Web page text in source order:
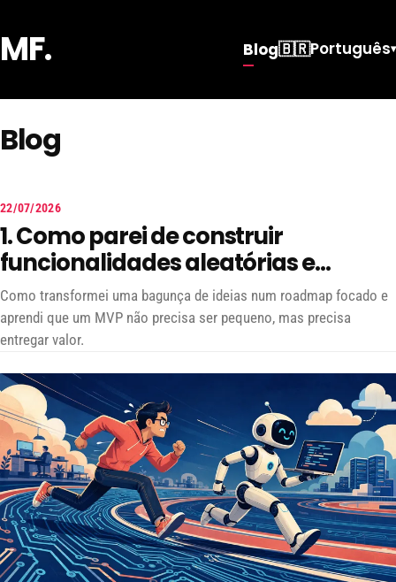
MF. Blog🇧🇷Português▾
Blog
MF.DESENVOLVIMENTO
22/07/2026
1. Como parei de construir
funcionalidades aleatórias e
encontrei uma direção de produto
Como transformei uma bagunça de ideias num roadmap focado e
aprendi que um MVP não precisa ser pequeno, mas precisa
entregar valor.